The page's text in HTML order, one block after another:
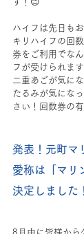
ハイフは先日も
キリハイフの回
券をご利用でな
フが受けられま
二重あごが気に
たるみが気にな
さい！回数券の
発表！元町マ
愛称は「マリ
決定しました！